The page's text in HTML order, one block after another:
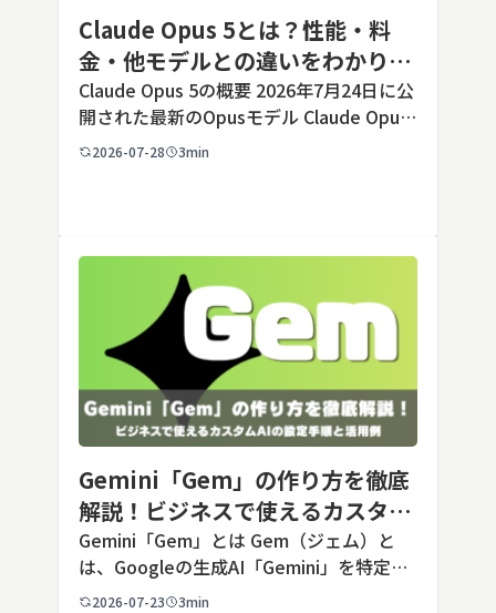
Claude Opus 5とは？性能・料
金・他モデルとの違いをわかりや
すく解説
Claude Opus 5の概要 2026年7月24日に公
開された最新のOpusモデル Claude Opus
5は、米国のAI企業Anthropic（アンソロピ
2026-07-28 3min
Gemini「Gem」の作り方を徹底
解説！ビジネスで使えるカスタム
AIの設定手順と活用例
Gemini「Gem」とは Gem（ジェム）と
は、Googleの生成AI「Gemini」を特定の
用途に合わせてカスタマイズできる機能で
2026-07-23 3min